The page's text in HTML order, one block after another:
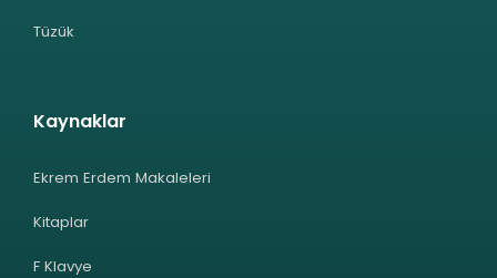
Tüzük
Kaynaklar
Ekrem Erdem Makaleleri
Kitaplar
F Klavye